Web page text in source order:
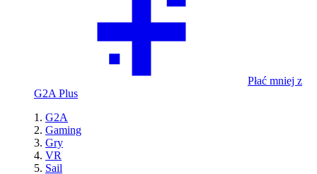
Płać mniej z
G2A Plus
G2A
Gaming
Gry
VR
Sail